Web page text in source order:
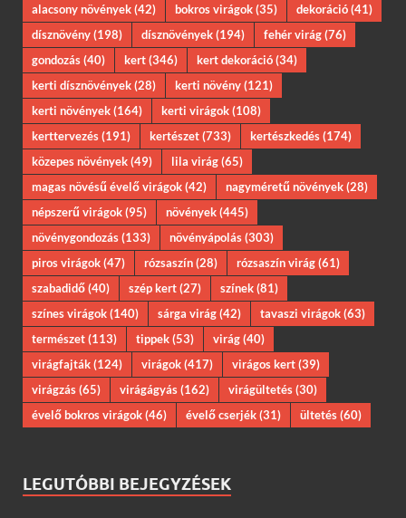
alacsony növények(42) bokros virágok(35) dekoráció(41)
dísznövény(198) dísznövények(194) fehér virág(76)
gondozás(40) kert(346) kert dekoráció(34)
kerti dísznövények(28) kerti növény(121)
kerti növények(164) kerti virágok(108)
kerttervezés(191) kertészet(733) kertészkedés(174)
közepes növények(49) lila virág(65)
magas növésű évelő virágok(42) nagyméretű növények(28)
népszerű virágok(95) növények(445)
növénygondozás(133) növényápolás(303)
piros virágok(47) rózsaszín(28) rózsaszín virág(61)
szabadidő(40) szép kert(27) színek(81)
színes virágok(140) sárga virág(42) tavaszi virágok(63)
természet(113) tippek(53) virág(40)
virágfajták(124) virágok(417) virágos kert(39)
virágzás(65) virágágyás(162) virágültetés(30)
évelő bokros virágok(46) évelő cserjék(31) ültetés(60)
LEGUTÓBBI BEJEGYZÉSEK